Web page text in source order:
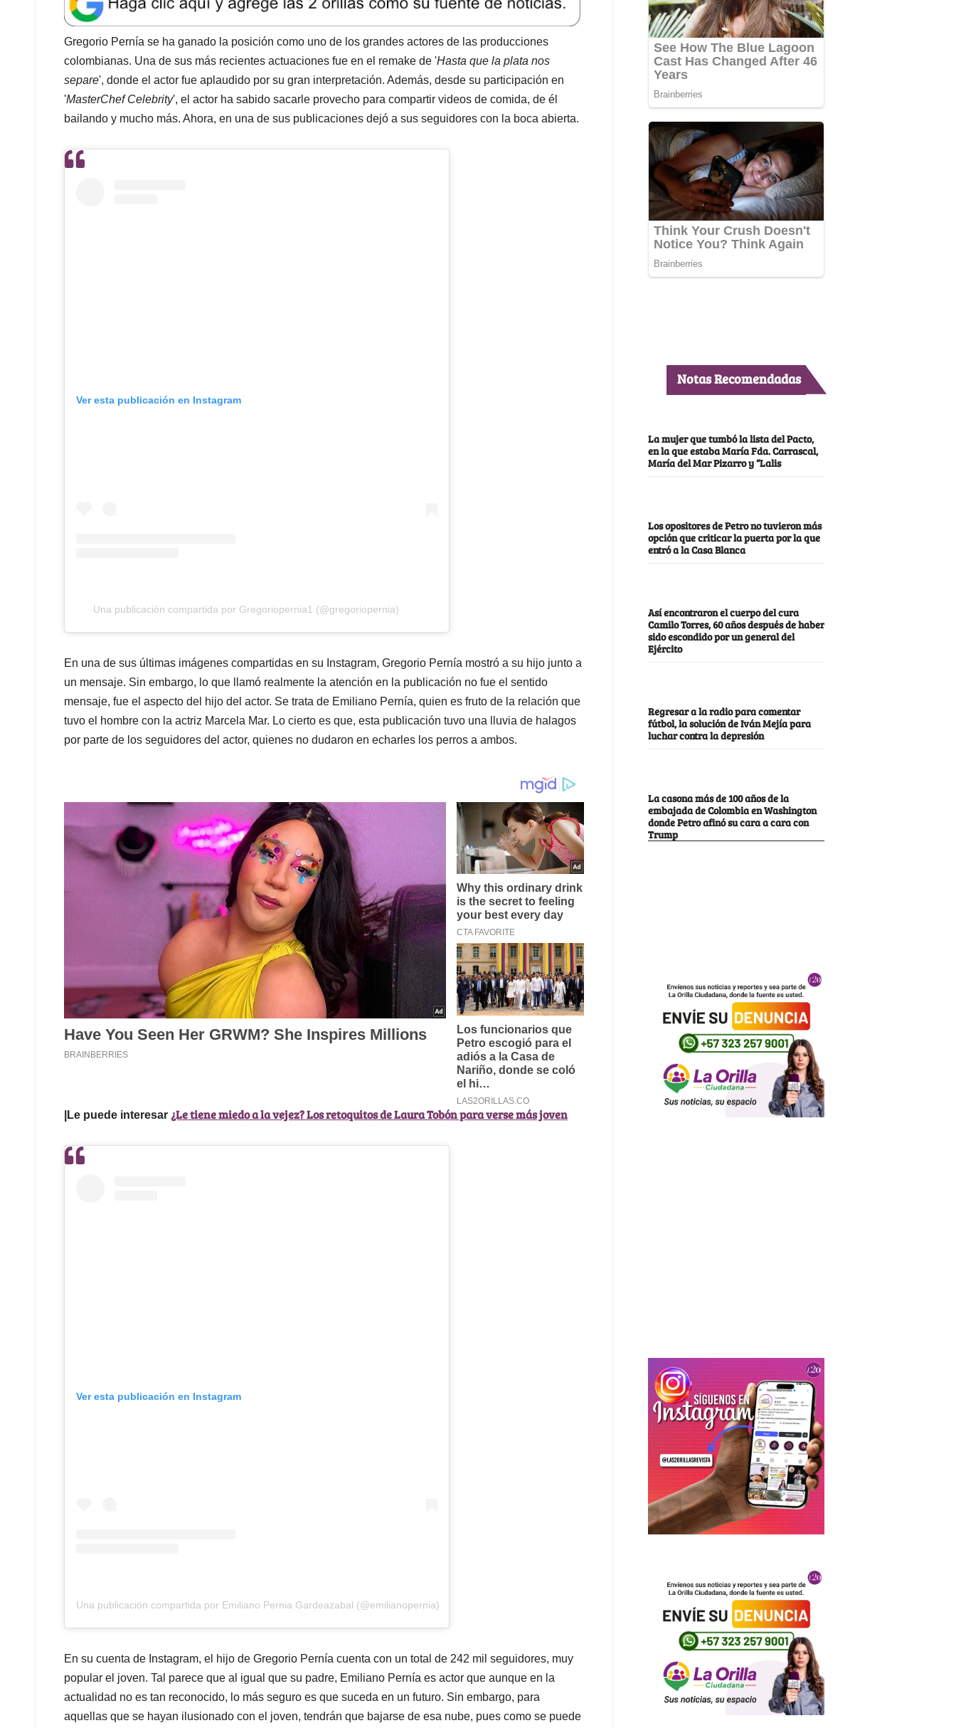
t
s
A
p
p
e
b
o
o
k
k
e
d
I
n
l
e
a
d
s
Gregorio Pernía se ha ganado la posición como uno de los grandes actores de las producciones
colombianas. Una de sus más recientes actuaciones fue en el remake de 'Hasta que la plata nos
separe', donde el actor fue aplaudido por su gran interpretación. Además, desde su participación en
'MasterChef Celebrity', el actor ha sabido sacarle provecho para compartir videos de comida, de él
bailando y mucho más. Ahora, en una de sus publicaciones dejó a sus seguidores con la boca abierta.
Ver esta publicación en Instagram
Una publicación compartida por Gregoriopernia1 (@gregoriopernia)
En una de sus últimas imágenes compartidas en su Instagram, Gregorio Pernía mostró a su hijo junto a
un mensaje. Sin embargo, lo que llamó realmente la atención en la publicación no fue el sentido
mensaje, fue el aspecto del hijo del actor. Se trata de Emiliano Pernía, quien es fruto de la relación que
tuvo el hombre con la actriz Marcela Mar. Lo cierto es que, esta publicación tuvo una lluvia de halagos
por parte de los seguidores del actor, quienes no dudaron en echarles los perros a ambos.
|Le puede interesar ¿Le tiene miedo a la vejez? Los retoquitos de Laura Tobón para verse más joven
Ver esta publicación en Instagram
Una publicación compartida por Emiliano Pernia Gardeazabal (@emilianopernia)
En su cuenta de Instagram, el hijo de Gregorio Pernía cuenta con un total de 242 mil seguidores, muy
popular el joven. Tal parece que al igual que su padre, Emiliano Pernía es actor que aunque en la
actualidad no es tan reconocido, lo más seguro es que suceda en un futuro. Sin embargo, para
aquellas que se hayan ilusionado con el joven, tendrán que bajarse de esa nube, pues como se puede
Notas Recomendadas
La mujer que tumbó la lista del Pacto,
en la que estaba María Fda. Carrascal,
María del Mar Pizarro y “Lalis
Los opositores de Petro no tuvieron más
opción que criticar la puerta por la que
entró a la Casa Blanca
Así encontraron el cuerpo del cura
Camilo Torres, 60 años después de haber
sido escondido por un general del
Ejército
Regresar a la radio para comentar
fútbol, la solución de Iván Mejía para
luchar contra la depresión
La casona más de 100 años de la
embajada de Colombia en Washington
donde Petro afinó su cara a cara con
Trump